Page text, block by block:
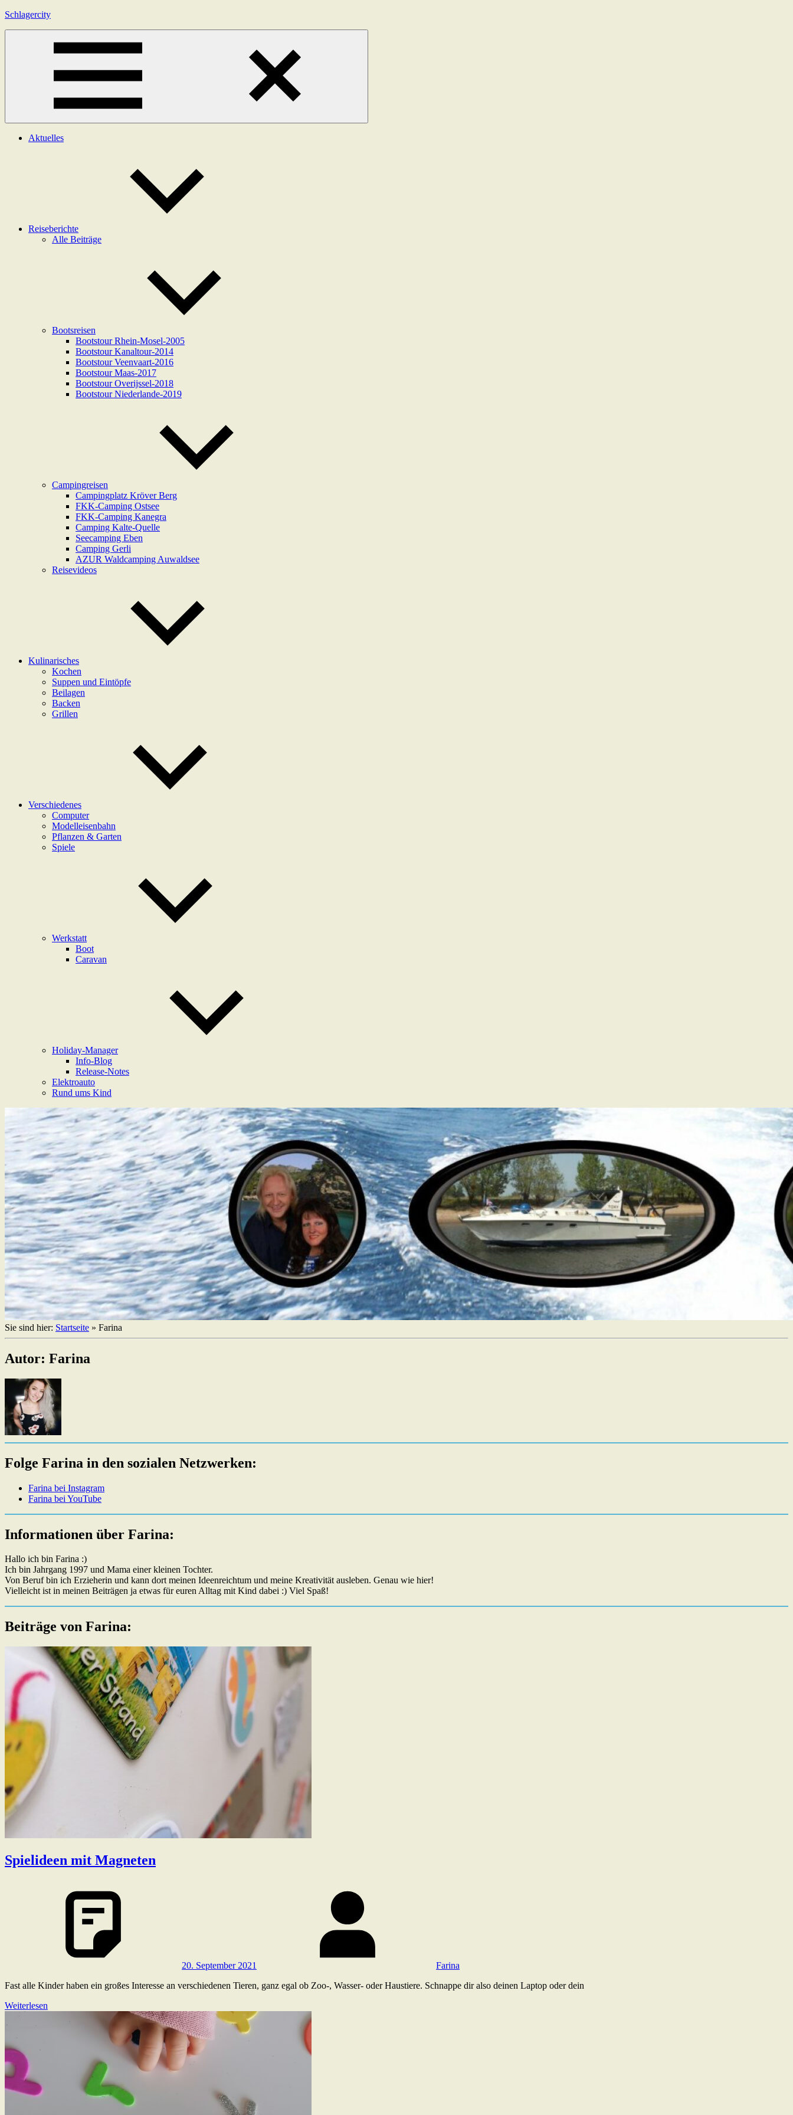
Zum
Schlagercity
Menü
Aktuelles
Reiseberichte
Alle Beiträge
Bootsreisen
Bootstour Rhein-Mosel-2005
Bootstour Kanaltour-2014
Bootstour Veenvaart-2016
Bootstour Maas-2017
Bootstour Overijssel-2018
Bootstour Niederlande-2019
Campingreisen
Campingplatz Kröver Berg
FKK-Camping Ostsee
FKK-Camping Kanegra
Camping Kalte-Quelle
Seecamping Eben
Camping Gerli
AZUR Waldcamping Auwaldsee
Reisevideos
Kulinarisches
Kochen
Suppen und Eintöpfe
Beilagen
Backen
Grillen
Verschiedenes
Computer
Modelleisenbahn
Pflanzen & Garten
Spiele
Werkstatt
Boot
Caravan
Holiday-Manager
Info-Blog
Release-Notes
Elektroauto
Rund ums Kind
Sie sind hier: Startseite » Farina
Autor: Farina
Folge Farina in den sozialen Netzwerken:
Farina bei Instagram
Farina bei YouTube
Informationen über Farina:
Hallo ich bin Farina :)
Ich bin Jahrgang 1997 und Mama einer kleinen Tochter.
Von Beruf bin ich Erzieherin und kann dort meinen Ideenreichtum und meine Kreativität ausleben. Genau wie hier!
Vielleicht ist in meinen Beiträgen ja etwas für euren Alltag mit Kind dabei :) Viel Spaß!
Beiträge von Farina:
Spielideen mit Magneten
20. September 2021
Farina
Fast alle Kinder haben ein großes Interesse an verschiedenen Tieren, ganz egal ob Zoo-, Wasser- oder Haustiere. Schnappe dir also deinen Laptop oder dein
Weiterlesen